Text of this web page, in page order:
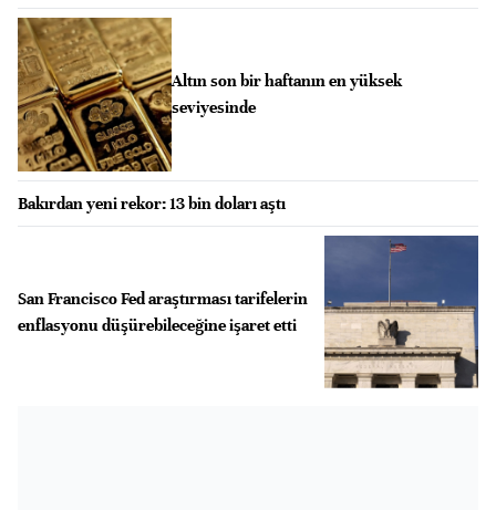
Altın son bir haftanın en yüksek
seviyesinde
Bakırdan yeni rekor: 13 bin doları aştı
San Francisco Fed araştırması tarifelerin
enflasyonu düşürebileceğine işaret etti